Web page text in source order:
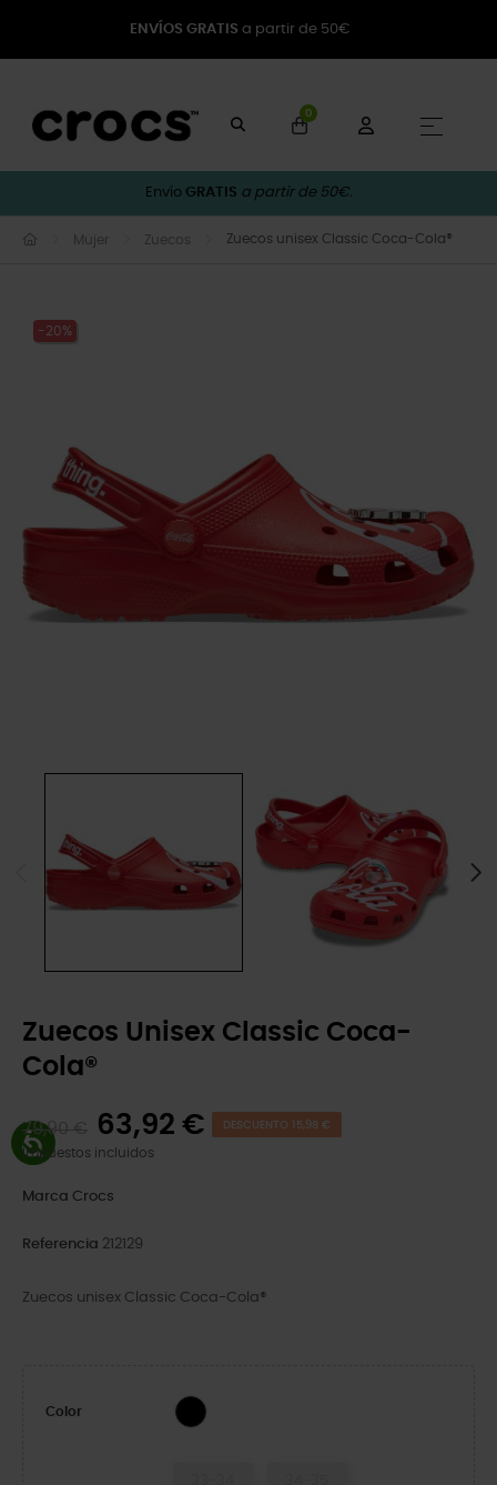
ENVÍOS GRATIS a partir de 50€
0
☰
Envío GRATIS a partir de 50€.
Mujer Zuecos Zuecos unisex Classic Coca-Cola®
-20%
Zuecos Unisex Classic Coca-
Cola®
79,90 € 63,92 € DESCUENTO 15,98 €
Impuestos incluidos
Marca Crocs
Referencia 212129
Zuecos unisex Classic Coca-Cola®
Color Multi